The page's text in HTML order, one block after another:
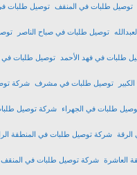
توصيل طلبات في المنقف توصيل طلبات
توصيل طلبات في صباح الناصر
طلبات في فهد الأحمد توصيل طلبات في
توصيل طلبات في مشرف شركة
طلبات في الجهراء شركة توصيل
شركة توصيل طلبات في المنطقة
العاشرة شركة توصيل طلبات في المنقف